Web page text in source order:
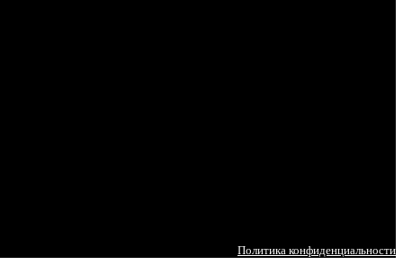
Политика конфиденциальности